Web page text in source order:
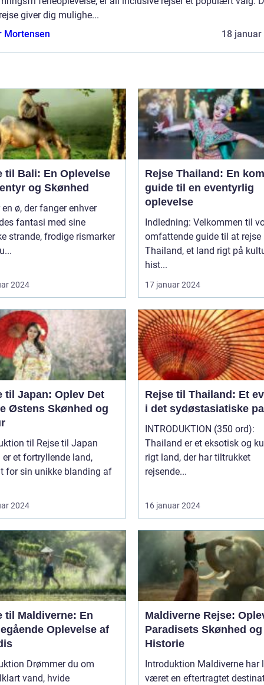
giver dig mulighe...
Mortensen
18 januar
til Bali: En Oplevelse
og Skønhed
ø, der fanger enhver
fantasi med sine
strande, frodige rismarker
2024
Rejse Thailand: En
guide til en eventyrlig
oplevelse
Indledning: Velkommen til
omfattende guide til at rejse
Thailand, et land rigt på
hist...
17 januar 2024
til Japan: Oplev Det
Østens Skønhed og
til Rejse til Japan
et fortryllende land,
for sin unikke blanding af
2024
Rejse til Thailand: Et
i det sydøstasiatiske
INTRODUKTION (350 ord):
Thailand er et eksotisk og
rigt land, der har tiltrukket
rejsende...
16 januar 2024
til Maldiverne: En
Oplevelse af
Drømmer du om
vand, hvide
Maldiverne Rejse:
Paradisets Skønhed og
Historie
Introduktion Maldiverne har længe
været en eftertragtet